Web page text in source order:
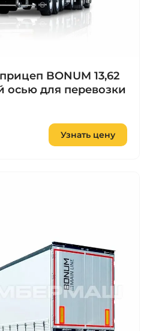
BONUM 13,62
осью для перевозки
Узнать цену